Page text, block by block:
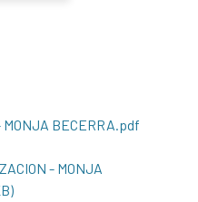
MONJA BECERRA.pdf
- MONJA